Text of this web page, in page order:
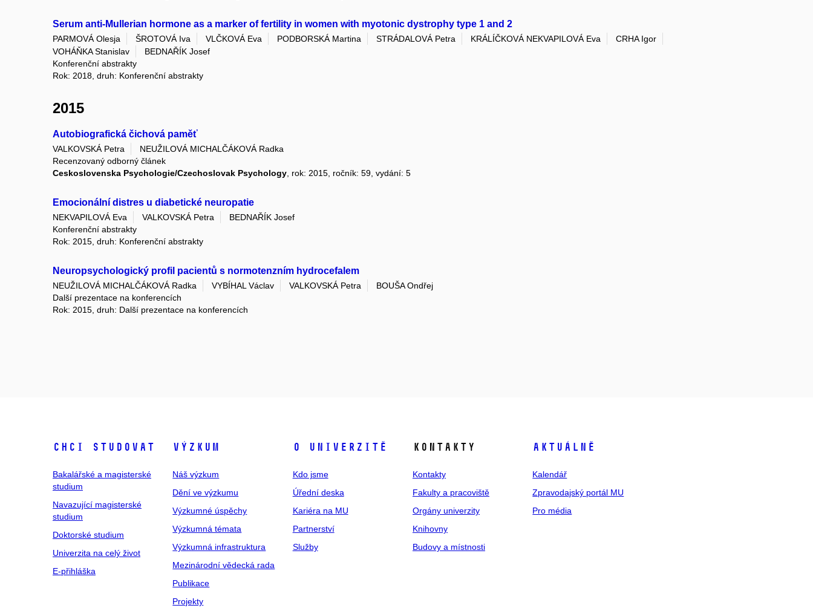
Serum anti-Mullerian hormone as a marker of fertility in women with myotonic dystrophy type 1 and 2
PARMOVÁ Olesja ŠROTOVÁ Iva VLČKOVÁ Eva PODBORSKÁ Martina STRÁDALOVÁ Petra KRÁLÍČKOVÁ NEKVAPILOVÁ Eva
CRHA Igor
VOHÁŇKA Stanislav
BEDNAŘÍK Josef
Konferenční abstrakty
Rok: 2018, druh: Konferenční abstrakty
2015
Autobiografická čichová paměť
VALKOVSKÁ Petra
NEUŽILOVÁ MICHALČÁKOVÁ Radka
Recenzovaný odborný článek
Ceskoslovenska Psychologie/Czechoslovak Psychology , rok: 2015, ročník: 59, vydání: 5
Emocionální distres u diabetické neuropatie
NEKVAPILOVÁ Eva VALKOVSKÁ Petra
BEDNAŘÍK Josef
Konferenční abstrakty
Rok: 2015, druh: Konferenční abstrakty
Neuropsychologický profil pacientů s normotenzním hydrocefalem
NEUŽILOVÁ MICHALČÁKOVÁ Radka VYBÍHAL Václav VALKOVSKÁ Petra
BOUŠA Ondřej
Další prezentace na konferencích
Rok: 2015, druh: Další prezentace na konferencích
Chci studovat
Bakalářské a magisterské
studium
Navazující magisterské
studium
Doktorské studium
Univerzita na celý život
E-přihláška
Výzkum
Náš výzkum
Dění ve výzkumu
Výzkumné úspěchy
Výzkumná témata
Výzkumná infrastruktura
Mezinárodní vědecká rada
Publikace
Projekty
O univerzitě
Kdo jsme
Úřední deska
Kariéra na MU
Partnerství
Služby
Kontakty
Kontakty
Fakulty a pracoviště
Orgány univerzity
Knihovny
Budovy a místnosti
Aktuálně
Kalendář
Zpravodajský portál MU
Pro média